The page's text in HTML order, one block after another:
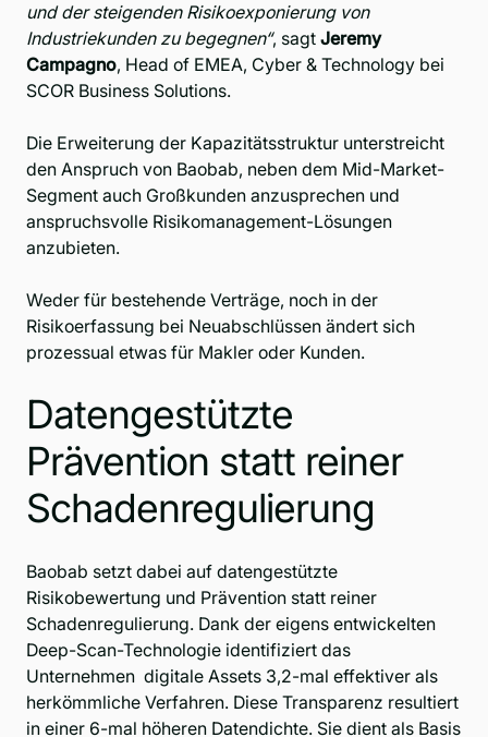
und der steigenden Risikoexponierung von
Industriekunden zu begegnen“, sagt Jeremy
Campagno, Head of EMEA, Cyber & Technology bei
SCOR Business Solutions.
Die Erweiterung der Kapazitätsstruktur unterstreicht
den Anspruch von Baobab, neben dem Mid-Market-
Segment auch Großkunden anzusprechen und
anspruchsvolle Risikomanagement-Lösungen
anzubieten.
Weder für bestehende Verträge, noch in der
Risikoerfassung bei Neuabschlüssen ändert sich
prozessual etwas für Makler oder Kunden.
Datengestützte
Prävention statt reiner
Schadenregulierung
Baobab setzt dabei auf datengestützte
Risikobewertung und Prävention statt reiner
Schadenregulierung. Dank der eigens entwickelten
Deep-Scan-Technologie identifiziert das
Unternehmen digitale Assets 3,2-mal effektiver als
herkömmliche Verfahren. Diese Transparenz resultiert
in einer 6-mal höheren Datendichte. Sie dient als Basis